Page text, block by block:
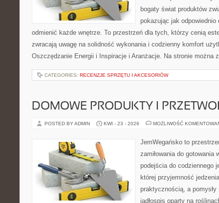
bogaty świat produktów
pokazując jak odpowiednio
odmienić każde wnętrze. To przestrzeń dla tych, którzy cenią
zwracają uwagę na solidność wykonania i codzienny komfort
Oszczędzanie Energii i Inspiracje i Aranżacje. Na stronie można
CATEGORIES: RECENZJE SPRZĘTU I AKCESORIÓW
DOMOWE PRODUKTY I
POSTED BY ADMIN KWI - 23 - 2026 MOŻLIWOŚĆ
JemWegańsko to
zamiłowania do gotowania
podejścia do codziennego
której przyjemność
praktycznością, a
jadłospis oparty na